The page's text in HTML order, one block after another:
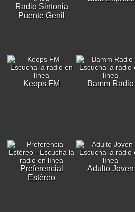
Radio Sintonia
Puente Genil
Keops FM Bamm Radio
Preferencial
Estéreo
Adulto Joven